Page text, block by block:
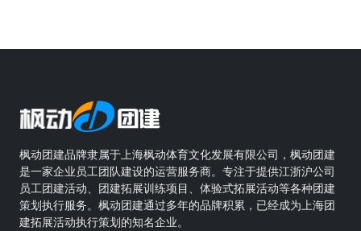
枫动团建品牌隶属于上海枫动体育文化发展有限公司，枫动团建
是一家企业员工团队建设的运营服务商。专注于提供江浙沪公司
员工团建活动、团建拓展训练项目、体验式拓展活动等各种团建
策划执行服务。枫动团建通过多年的品牌积累，已经成为上海团
建拓展活动执行策划的知名企业。